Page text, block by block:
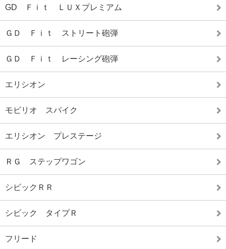
GD Ｆｉｔ ＬＵＸプレミアム
ＧＤ Ｆｉｔ ストリート砲弾
ＧＤ Ｆｉｔ レーシング砲弾
エリシオン
モビリオ スパイク
エリシオン プレステージ
ＲＧ ステップワゴン
シビックＲＲ
シビック タイプＲ
フリード